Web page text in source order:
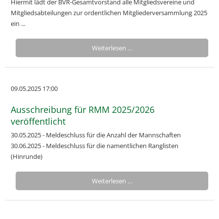
Hiermit lädt der BVR-Gesamtvorstand alle Mitgliedsvereine und
Mitgliedsabteilungen zur ordentlichen Mitgliederversammlung 2025
ein ...
Weiterlesen …
09.05.2025 17:00
Ausschreibung für RMM 2025/2026
veröffentlicht
30.05.2025 - Meldeschluss für die Anzahl der Mannschaften
30.06.2025 - Meldeschluss für die namentlichen Ranglisten
(Hinrunde)
Weiterlesen …